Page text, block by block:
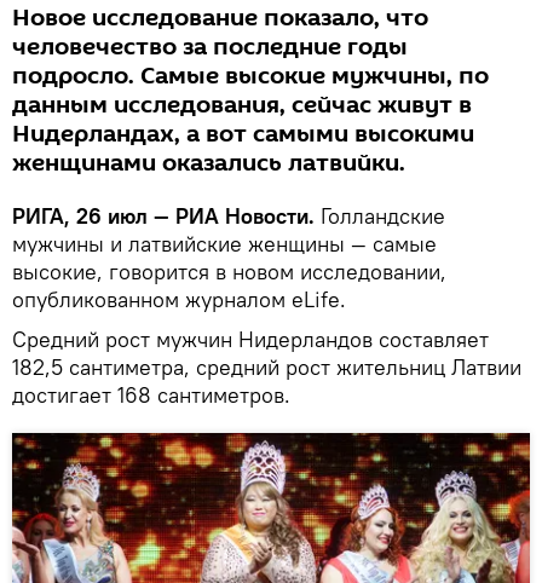
Новое исследование показало, что
человечество за последние годы
подросло. Самые высокие мужчины, по
данным исследования, сейчас живут в
Нидерландах, а вот самыми высокими
женщинами оказались латвийки.
РИГА, 26 июл — РИА Новости. Голландские
мужчины и латвийские женщины — самые
высокие, говорится в новом исследовании,
опубликованном журналом eLife.
Средний рост мужчин Нидерландов составляет
182,5 сантиметра, средний рост жительниц Латвии
достигает 168 сантиметров.